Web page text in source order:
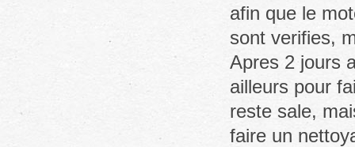
afin que le
sont verifies,
Apres 2 jours
ailleurs pour
reste sale,
faire un